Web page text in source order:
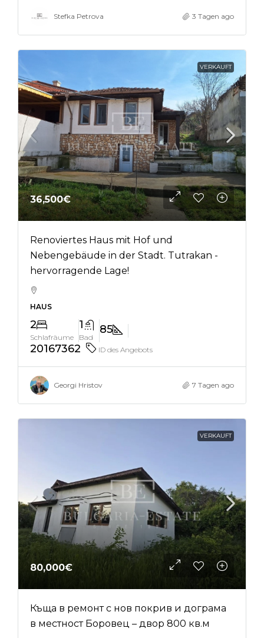
Stefka Petrova 3 Tagen ago
VERKAUFT
36,500€
Renoviertes Haus mit Hof und
Nebengebäude in der Stadt. Tutrakan -
hervorragende Lage!
HAUS
2
Schlafräume
1
Bad
85
20167362
ID des Angebots
Georgi Hristov 7 Tagen ago
VERKAUFT
80,000€
Къща в ремонт с нов покрив и дограма
в местност Боровец – двор 800 кв.м